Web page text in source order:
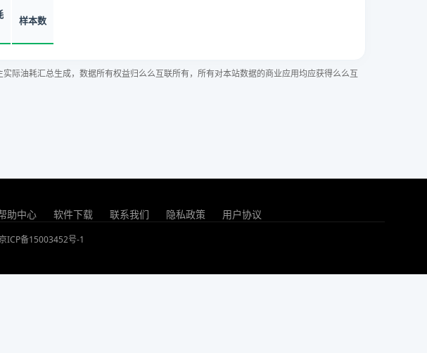
样本数
际油耗汇总生成，数据所有权益归么么互联所有，所有对本站数据的商业应用均应获得么么互
助中心 软件下载 联系我们 隐私政策 用户协议
ICP备15003452号-1